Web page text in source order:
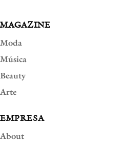
MAGAZINE
Moda
Música
Beauty
Arte
EMPRESA
About